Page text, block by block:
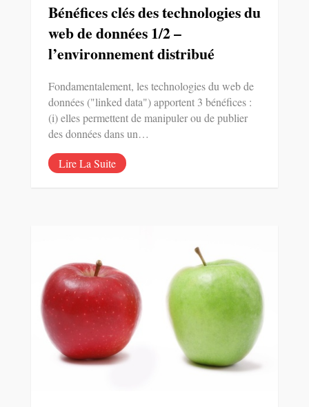
Bénéfices clés des technologies du
web de données 1/2 –
l’environnement distribué
Fondamentalement, les technologies du web de
données ("linked data") apportent 3 bénéfices :
(i) elles permettent de manipuler ou de publier
des données dans un…
Lire La Suite